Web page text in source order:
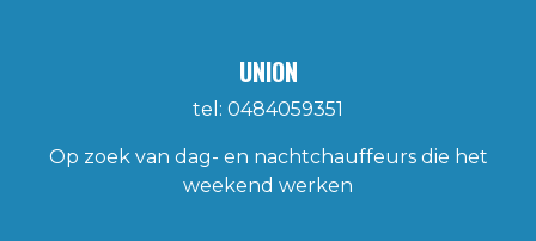
UNION
tel: 0484059351
Op zoek van dag- en nachtchauffeurs die het
weekend werken